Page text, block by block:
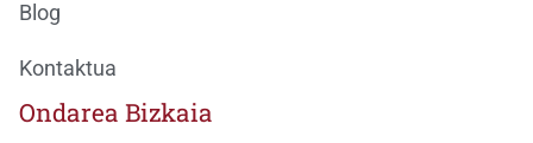
Ondarea Bizkaia
Blog
Kontaktua